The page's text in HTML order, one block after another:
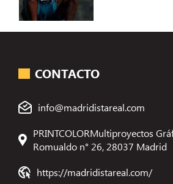
CONTACTO
info@madridistareal.com
PRINTCOLORMultiproyectos
Romualdo n° 26, 28037 Madrid
https://madridistareal.com/